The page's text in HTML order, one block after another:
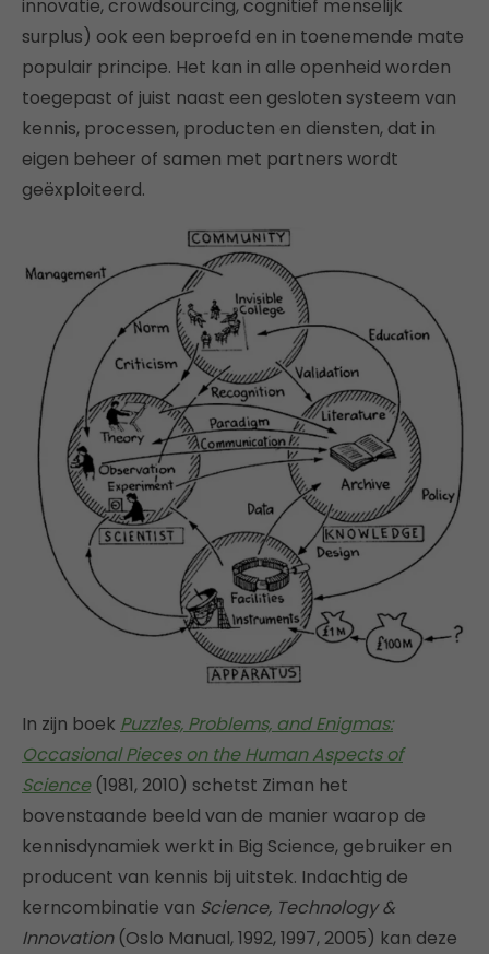
innovatie, crowdsourcing, cognitief menselijk
surplus) ook een beproefd en in toenemende mate
populair principe. Het kan in alle openheid worden
toegepast of juist naast een gesloten systeem van
kennis, processen, producten en diensten, dat in
eigen beheer of samen met partners wordt
geëxploiteerd.
In zijn boek Puzzles, Problems, and Enigmas:
Occasional Pieces on the Human Aspects of
Science(1981, 2010) schetst Ziman het
bovenstaande beeld van de manier waarop de
kennisdynamiek werkt in Big Science, gebruiker en
producent van kennis bij uitstek. Indachtig de
kerncombinatie van Science, Technology &
Innovation(Oslo Manual, 1992, 1997, 2005) kan deze